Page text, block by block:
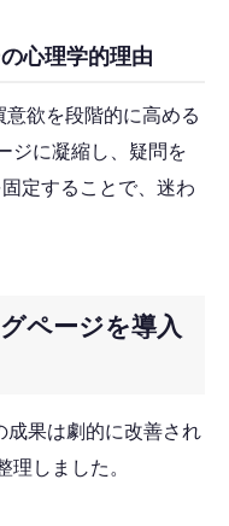
心理学的理由
欲を段階的に高める
ジに凝縮し、疑問を
定することで、迷わ
ページを導入
成果は劇的に改善され
理しました。